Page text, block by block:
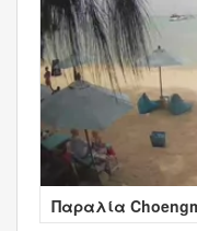
Παραλία